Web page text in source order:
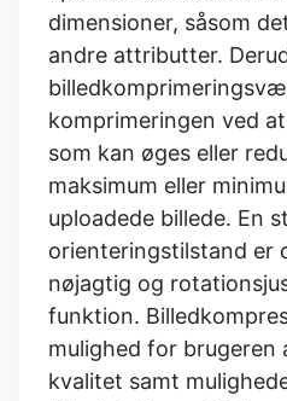
komprimeringen ved
som kan øges eller
maksimum eller
uploadede billede. En
orienteringstilstand er
nøjagtig og
funktion.
mulighed for
kvalitet samt
billedets format til